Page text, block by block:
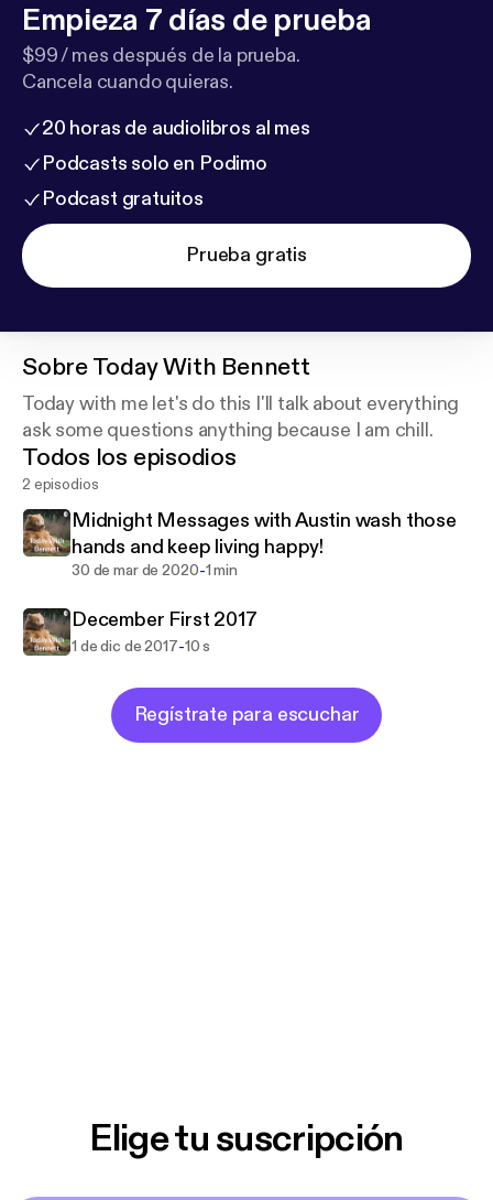
Empieza 7 días de prueba
$99 / mes después de la prueba.
Cancela cuando quieras.
20 horas de audiolibros al mes
Podcasts solo en Podimo
Podcast gratuitos
Prueba gratis
SobreToday With Bennett
Today with me let's do this I'll talk about everything
ask some questions anything because I am chill.
Todos los episodios
2 episodios
Midnight Messages with Austin wash those
hands and keep living happy!
30 de mar de 2020-1 min
December First 2017
1 de dic de 2017-10 s
Regístrate para escuchar
Elige tu suscripción